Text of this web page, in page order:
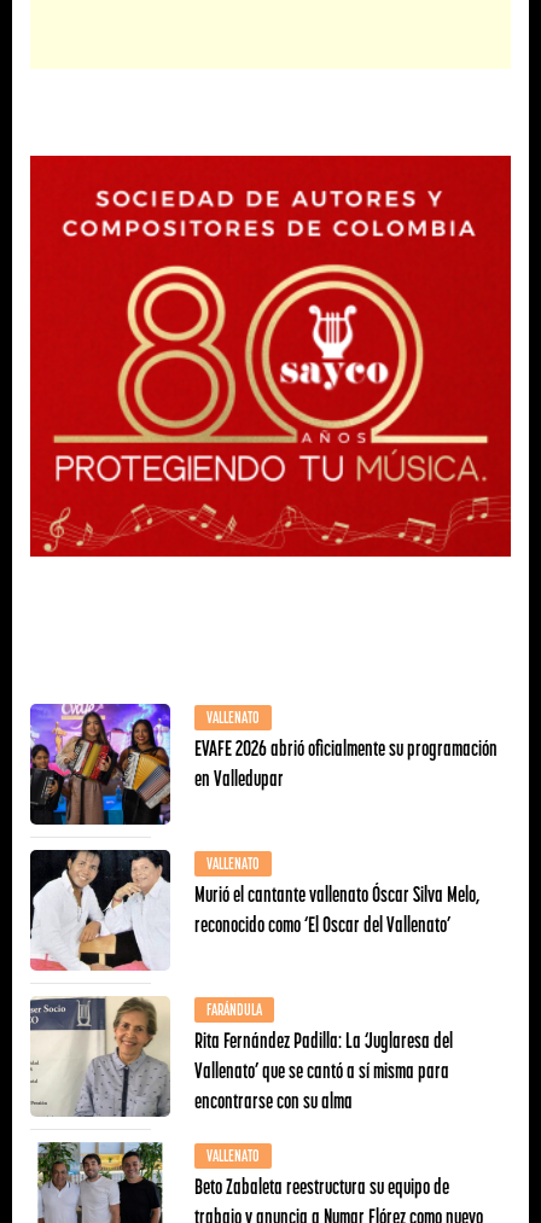
VALLENATO
EVAFE 2026 abrió oficialmente su programación
en Valledupar
VALLENATO
Murió el cantante vallenato Óscar Silva Melo,
reconocido como ‘El Oscar del Vallenato’
FARÁNDULA
Rita Fernández Padilla: La ‘Juglaresa del
Vallenato’ que se cantó a sí misma para
encontrarse con su alma
VALLENATO
Beto Zabaleta reestructura su equipo de
trabajo y anuncia a Numar Flórez como nuevo